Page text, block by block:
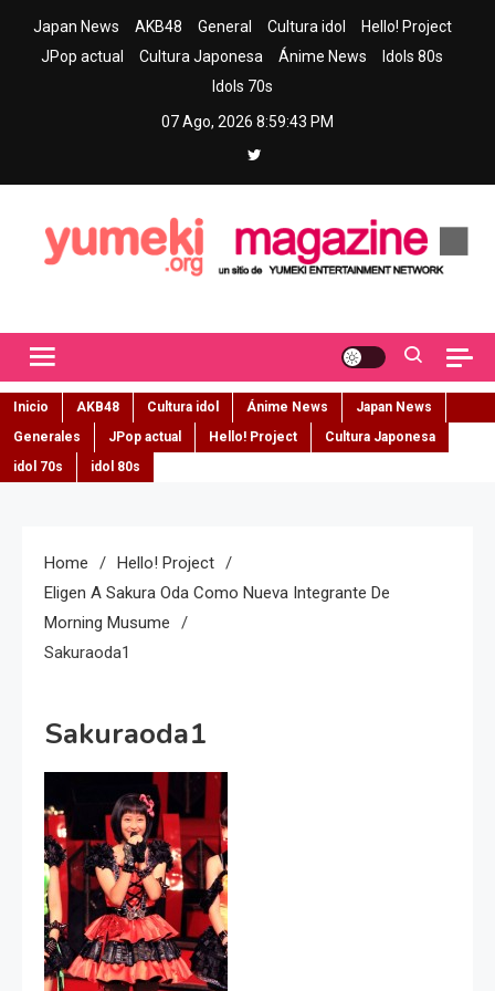
Japan News AKB48 General Cultura idol
Hello! Project
JPop actual
Cultura Japonesa Ánime News
Idols 80s
Idols 70s
07 Ago, 2026 8:59:44 PM
Inicio AKB48 Cultura idol Ánime News
Japan News
Generales
JPop actual Hello! Project
Cultura Japonesa
idol 70s
idol 80s
Home
Hello! Project
Eligen A Sakura Oda Como Nueva Integrante De
Morning Musume
Sakuraoda1
Sakuraoda1